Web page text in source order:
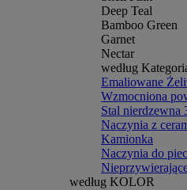
Deep Teal
Bamboo Green
Garnet
Nectar
według
Emaliowane
Wzmocniona
Stal nierdzewna
Naczynia z
Kamionka
Naczynia do
według KOLOR